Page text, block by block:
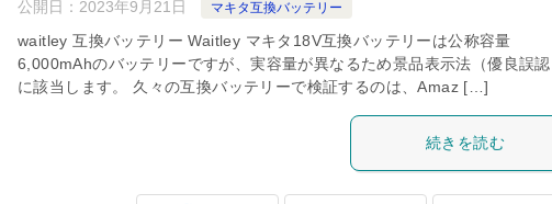
公開日： 2023年9月21日 マキタ互換バッテリー
waitley 互換バッテリー Waitley マキタ18V互換バッテリーは公称容量
6,000mAhのバッテリーですが、実容量が異なるため景品表示法（優良誤
に該当します。 久々の互換バッテリーで検証するのは、Amaz […]
続きを読む